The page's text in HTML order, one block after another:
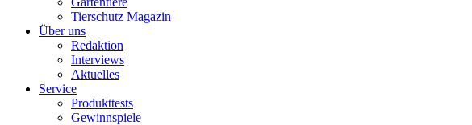
Tierschutz Magazin
Über uns
Redaktion
Interviews
Aktuelles
Service
Produkttests
Gewinnspiele